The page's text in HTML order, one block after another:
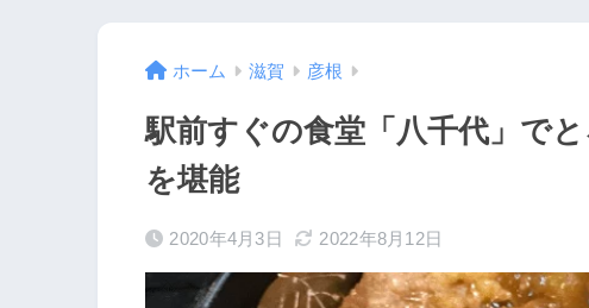
ホーム 滋賀 彦根
駅前すぐの食堂「八千代」で
を堪能
2020年4月3日 2022年8月12日